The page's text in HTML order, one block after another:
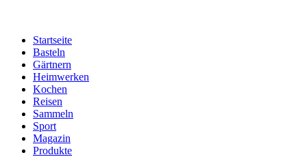
Startseite
Basteln
Gärtnern
Heimwerken
Kochen
Reisen
Sammeln
Sport
Magazin
Produkte